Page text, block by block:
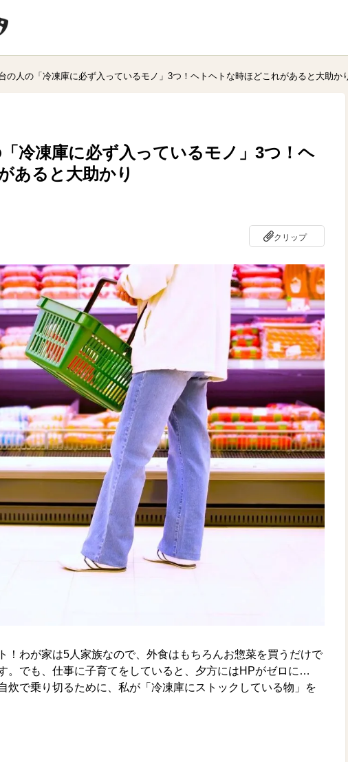
の人の「冷凍庫に必ず入っているモノ」3つ！ヘトヘトな時ほどこれがあると大助か
冷凍庫に必ず入っているモノ」3つ！ヘ
あると大助かり
クリップ
！わが家は5人家族なので、外食はもちろんお惣菜を買うだけで
。でも、仕事に子育てをしていると、夕方にはHPがゼロに…
炊で乗り切るために、私が「冷凍庫にストックしている物」を